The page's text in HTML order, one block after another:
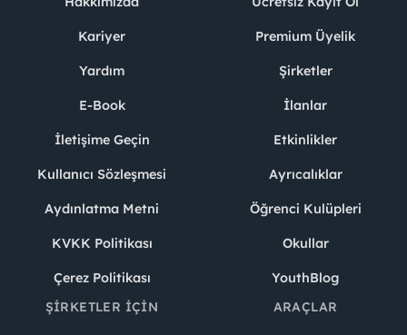
Kariyer
Yardım
E-Book
İletişime Geçin
Kullanıcı Sözleşmesi
Aydınlatma Metni
KVKK Politikası
Çerez Politikası
Premium Üyelik
Şirketler
İlanlar
Etkinlikler
Ayrıcalıklar
Öğrenci Kulüpleri
Okullar
YouthBlog
ŞIRKETLER İÇIN
ARAÇLAR